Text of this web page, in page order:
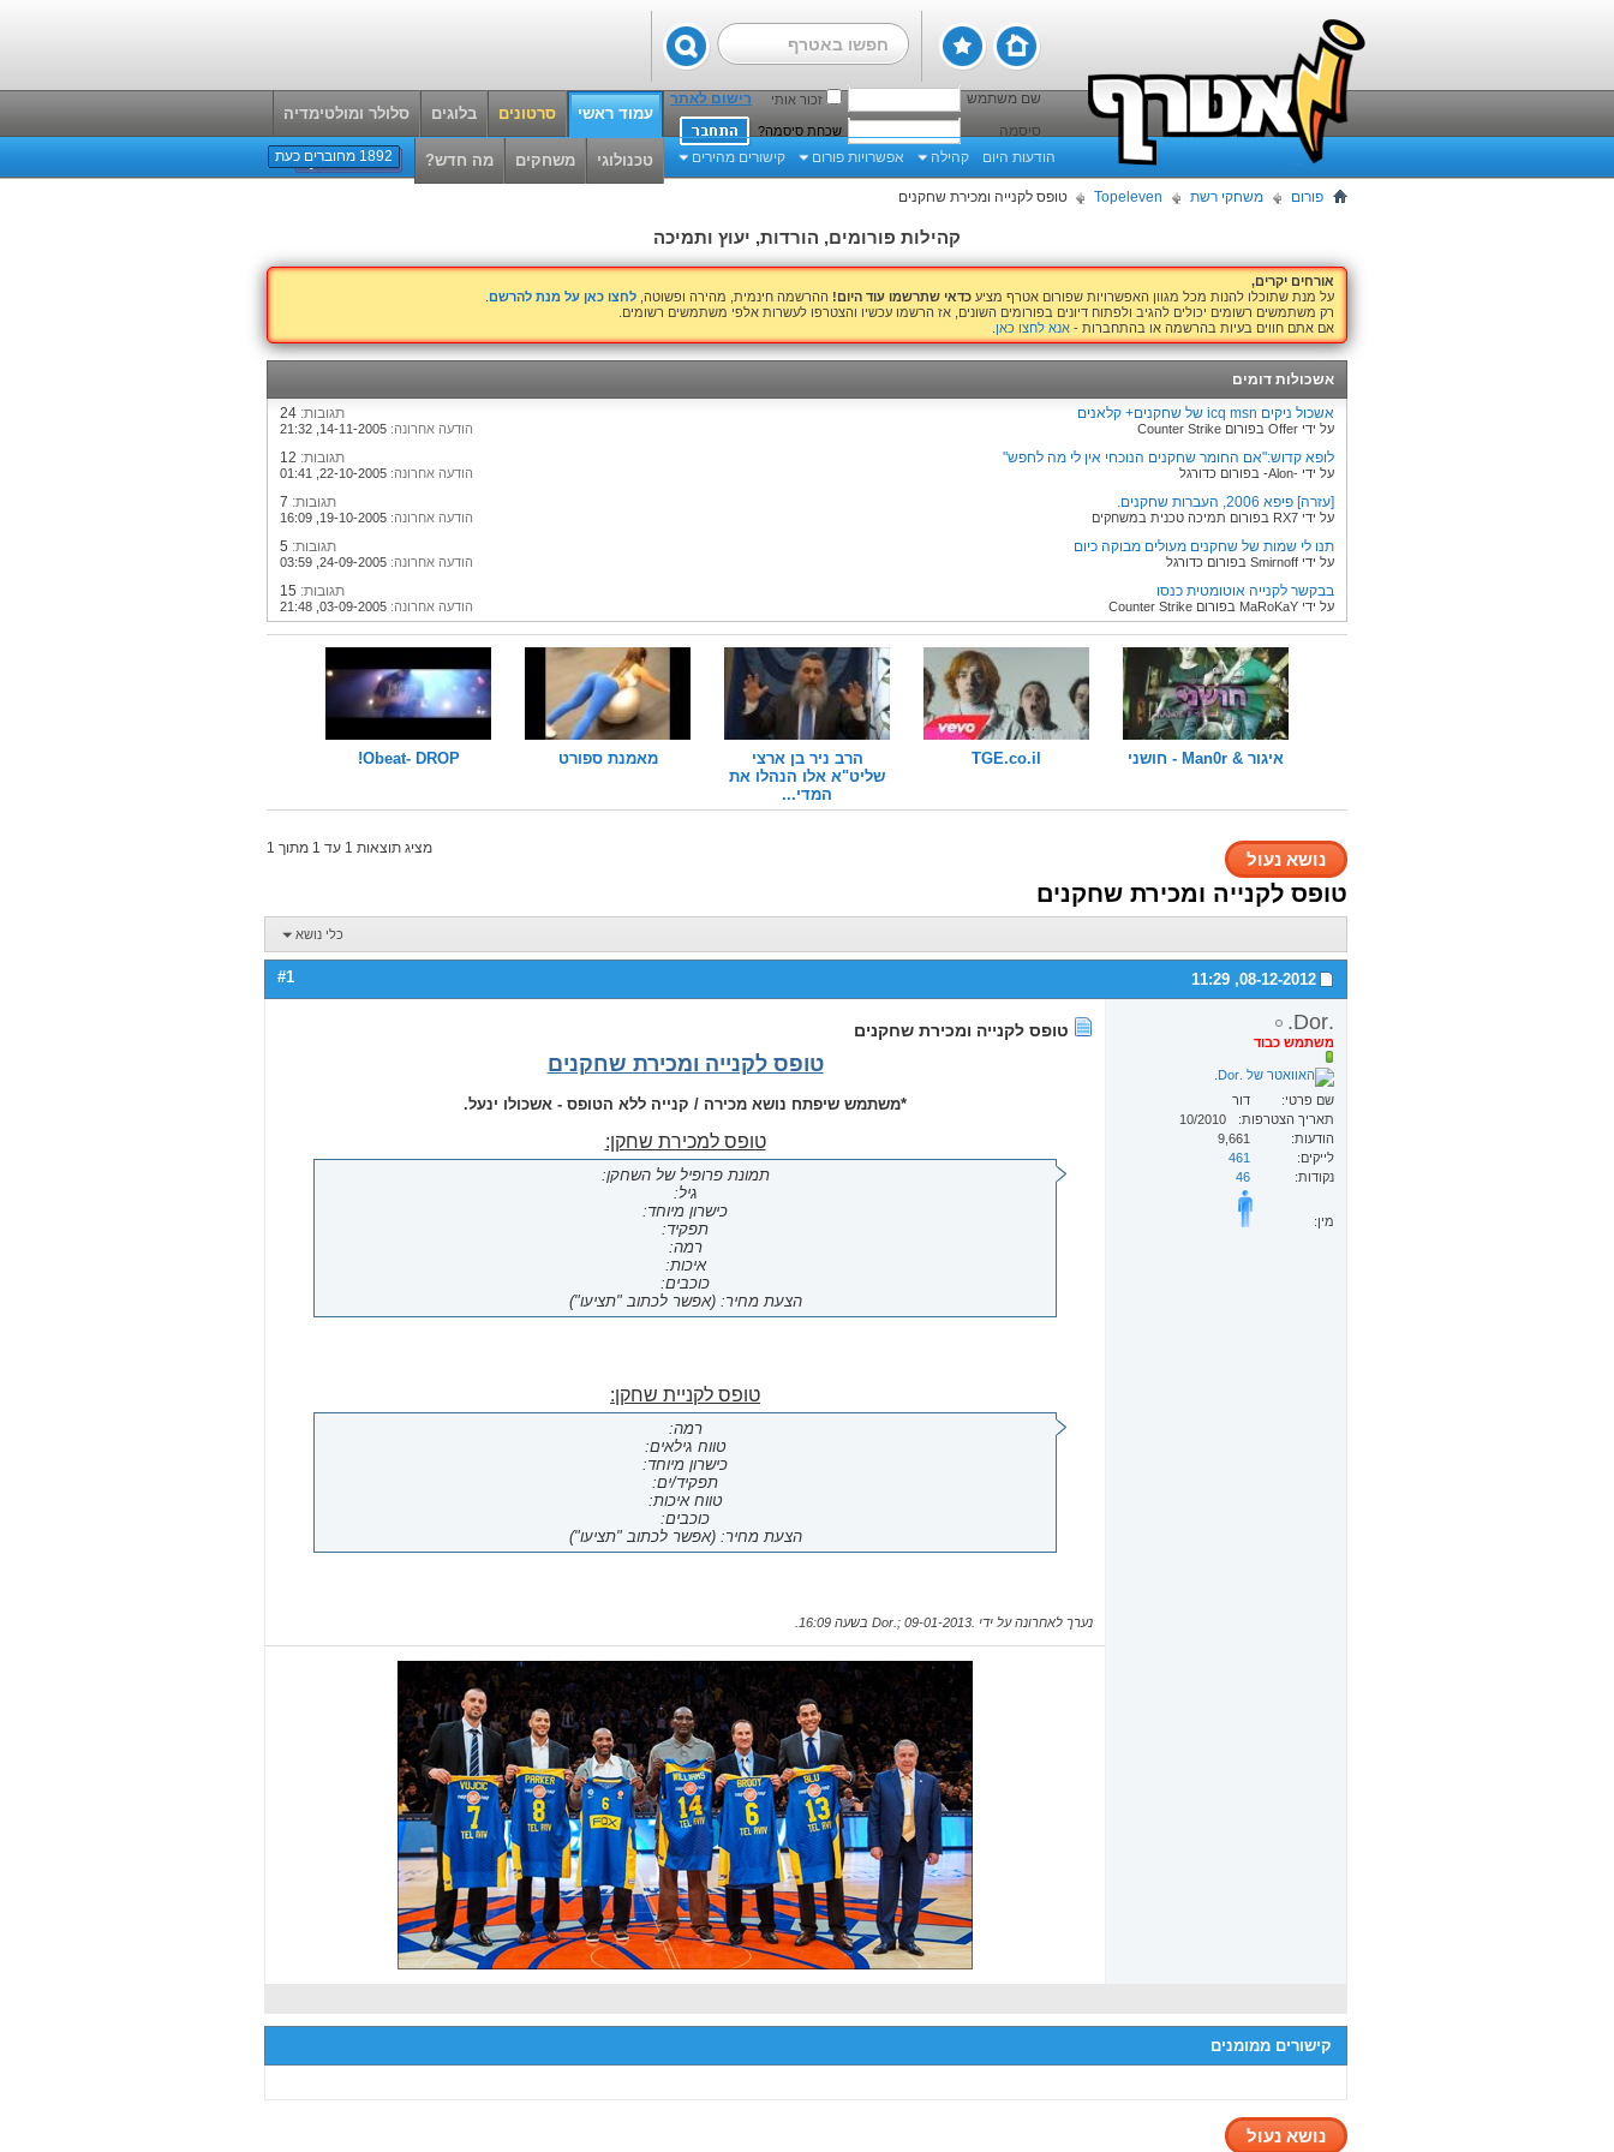
שם משתמש זכור אותי
רישום לאתר
סיסמה
שכחת סיסמה?
עמוד ראשי
הודעות היום קהילה אפשרויות פורום קישורים מהירים
סרטונים בלוגים סלולר ומולטימדיה
טכנולוגי משחקים מה חדש? 1892 מחוברים כעת
פורום משחקי רשת Topeleven טופס לקנייה ומכירת שחקנים
קהילות פורומים, הורדות, יעוץ ותמיכה
אורחים יקרים,
על מנת שתוכלו להנות מכל מגוון האפשרויות שפורום אטרף מציע כדאי שתרשמו עוד היום! ההרשמה חינמית, מהירה ופשוטה, לחצו כאן על מנת להרשם
רק משתמשים רשומים יכולים להגיב ולפתוח דיונים בפורומים השונים, אז הרשמו עכשיו והצטרפו לעשרות אלפי משתמשים רשומים.
אם אתם חווים בעיות בהרשמה או בהתחברות - אנא לחצו כאן
אשכולות דומים
אשכול ניקים icq msn של שחקנים+ קלאנים
על ידי Offer בפורום Counter Strike
תגובות:
הודעה אחרונה: 21:32
לופא קדוש:"אם החומר שחקנים הנוכחי אין לי מה לחפש"
על ידי -Alon- בפורום כדורגל
תגובות:
הודעה אחרונה: 01:41
[עזרה] פיפא 2006, העברות שחקנים.
על ידי RX7 בפורום תמיכה טכנית במשחקים
תגובות:
הודעה אחרונה: 16:09
תנו לי שמות של שחקנים מעולים מבוקה כיום
על ידי Smirnoff בפורום כדורגל
תגובות:
הודעה אחרונה: 03:59
בבקשר לקנייה אוטומטית כנסו
על ידי MaRoKaY בפורום Counter Strike
תגובות:
הודעה אחרונה: 21:48
איגור & Man0r - חושני TGE.co.il
הרב ניר בן ארצי
שליט"א אלו הנהלו את
המדי...
מאמנת ספורט Obeat- DROP!
נושא נעול
מציג תוצאות 1 עד 1 מתוך 1
טופס לקנייה ומכירת שחקנים
כלי נושא
08-12-2012,
11:29
#1
.Dor.
משתמש כבוד
שם פרטי
דור
תאריך הצטרפות
10/2010
הודעות
9,661
לייקים
461
נקודות
46
מין:
טופס לקנייה ומכירת שחקנים
טופס לקנייה ומכירת שחקנים
*משתמש שיפתח נושא מכירה / קנייה ללא הטופס - אשכולו ינעל.
טופס למכירת שחקן:
תמונת פרופיל של השחקן:
גיל:
כישרון מיוחד:
תפקיד:
רמה:
איכות:
כוכבים:
הצעת מחיר: (אפשר לכתוב "תציעו")
טופס לקניית שחקן:
רמה:
טווח גילאים:
כישרון מיוחד:
תפקיד/ים:
טווח איכות:
כוכבים:
הצעת מחיר: (אפשר לכתוב "תציעו")
נערך לאחרונה על ידי .Dor.; 09-01-2013 בשעה 16:09
קישורים ממומנים
נושא נעול